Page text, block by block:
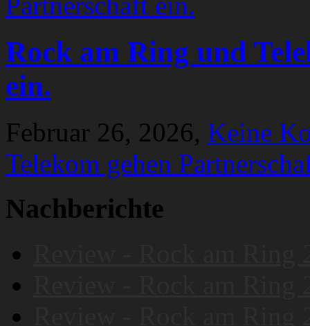
Rock am Ring und
ein.
Februar 26, 2026, Keine
Telekom gehen
Nachberichte